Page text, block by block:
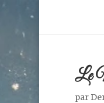
Le
par